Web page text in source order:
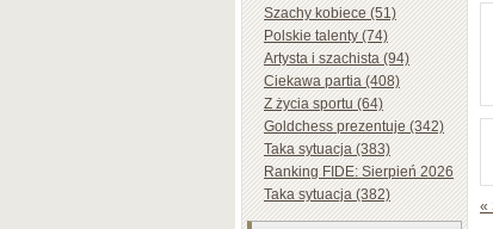
Szachy kobiece (51)
Polskie talenty (74)
Artysta i szachista (94)
Ciekawa partia (408)
Z życia sportu (64)
Goldchess prezentuje (342)
Taka sytuacja (383)
Ranking FIDE: Sierpień 2026
Taka sytuacja (382)
«